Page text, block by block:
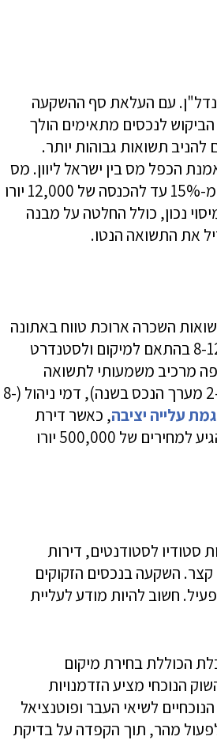
נדל"ן. עם העלאת סף ההשקעה
יורו באזורים אחרים, הביקוש לנכסים מתאימים הולך
להניב תשואות גבוהות יותר.
הכפל מס בין ישראל ליוון. מס
רכישה עומד על 3.09% מערך הנכס, מס הכנסה משכירות מתחיל מ-15% עד להכנסה של 12,000 יורו
על דירות חדשות עד סוף 2025. תכנון מיסוי נכון, כולל החלטה על מבנה
את התשואה הנטו.
השכרה ארוכת טווח באתונה
נעות בין 4-6% בממוצע, בעוד השכרה לטווח קצר יכולה להניב 8-12% בהתאם למיקום ולסטנדרט
בשנה האחרונה, מוסיפה מרכיב משמעותי לתשואה
הכוללת. בחישוב התשואה יש להביא בחשבון הוצאות תחזוקה (2-3% מערך הנכס בשנה), דמי ניהול (8-
עלייה יציבה, כאשר דירת
סטודיו באתונה נמכרת סביב 80,000 יורו ודירות פנטהאוז יוכלו להגיע למחירים של 500,000 יורו
סטודיו לסטודנטים, דירות
קצר. השקעה בנכסים הזקוקים
פעיל. חשוב להיות מודע לעליית
הכוללת בחירת מיקום
הנוכחי מציע הזדמנויות
לשיאי העבר ופוטנציאל
מהר, תוך הקפדה על בדיקת